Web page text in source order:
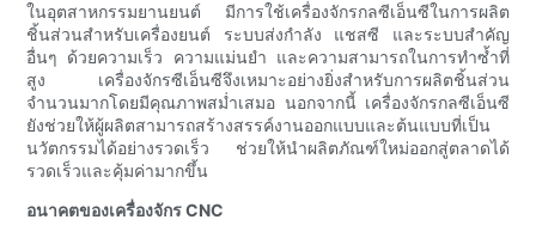
ในอุตสาหกรรมยานยนต์ มีการใช้เครื่องจักรกลซีเอ็นซีในการผลิต
ชิ้นส่วนสำหรับเครื่องยนต์ ระบบส่งกำลัง แชสซี และระบบสำคัญ
อื่นๆ ด้วยความเร็ว ความแม่นยำ และความสามารถในการทำซ้ำที่
สูง เครื่องจักรซีเอ็นซีจึงเหมาะอย่างยิ่งสำหรับการผลิตชิ้นส่วน
จำนวนมากโดยมีคุณภาพสม่ำเสมอ นอกจากนี้ เครื่องจักรกลซีเอ็นซี
ยังช่วยให้ผู้ผลิตสามารถสร้างสรรค์งานออกแบบและต้นแบบที่เป็น
นวัตกรรมได้อย่างรวดเร็ว ช่วยให้นำผลิตภัณฑ์ใหม่ออกสู่ตลาดได้
รวดเร็วและคุ้มค่ามากขึ้น
อนาคตของเครื่องจักร CNC